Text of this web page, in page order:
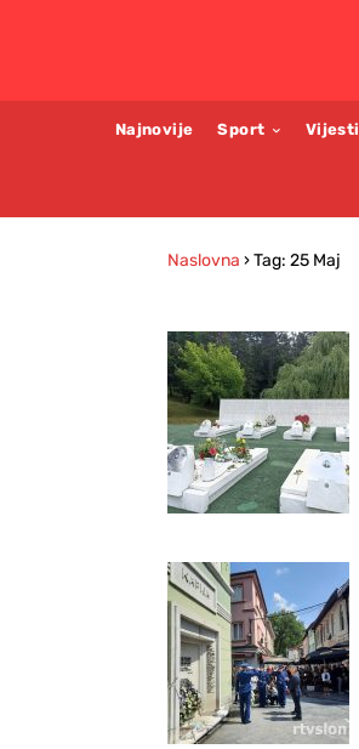
Najnovije Sport Vijesti
Naslovna ›Tag: 25 Maj